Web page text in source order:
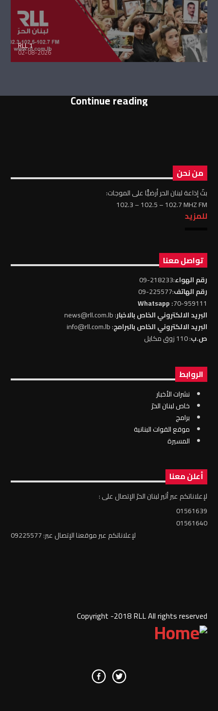
RLL 1
02-08-2026
Continue reading
من نحن
بثّ إذاعة لبنان الحر أرضيًّا على الموجات:
102.3 – 102.5 – 102.7 MHZ FM
للمزيد
تواصل معنا
رقم الهواء:218233-09
رقم الهاتف:225577-09
70-959111
: Whatsapp
البريد الالكتروني الخاص بالاخبار: news@rll.com.lb
البريد الالكتروني الخاص بالبرامج: info@rll.com.lb
ص.ب: 110 زوق مكايل
الروابط
نشرات الأخبار
خاص لبنان الحرّ
برامج
موقع القوات البنانية
المسيرة
أعلن معنا
لإعلاناتكم عبر أثير لبنان الحرّ الإتصال على :
01561639
01561640
لإعلاناتكم عبر موقعنا الإتصال عبر: 09225577
Copyright -2018 RLL All rights reserved